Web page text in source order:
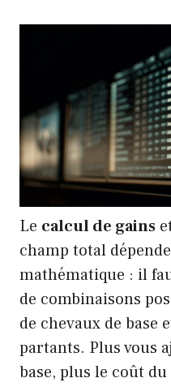
Le calcul de gains
champ total
mathématique : il
de combinaisons
de chevaux de base
partants. Plus vous
base, plus le coût